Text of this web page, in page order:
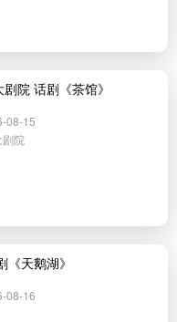
院 话剧《茶馆》
08-15
院
《天鹅湖》
08-16